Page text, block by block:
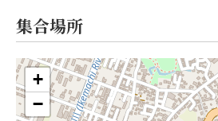
集合場所
+
−